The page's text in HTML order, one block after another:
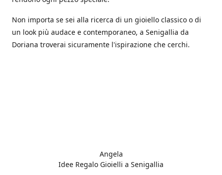
Non importa se sei alla ricerca di un gioiello classico o di
un look più audace e contemporaneo, a Senigallia da
Doriana troverai sicuramente l'ispirazione che cerchi.
Angela
Idee Regalo Gioielli a Senigallia